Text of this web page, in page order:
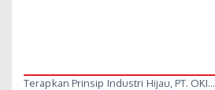
Terapkan Prinsip Industri Hijau, PT. OKI…